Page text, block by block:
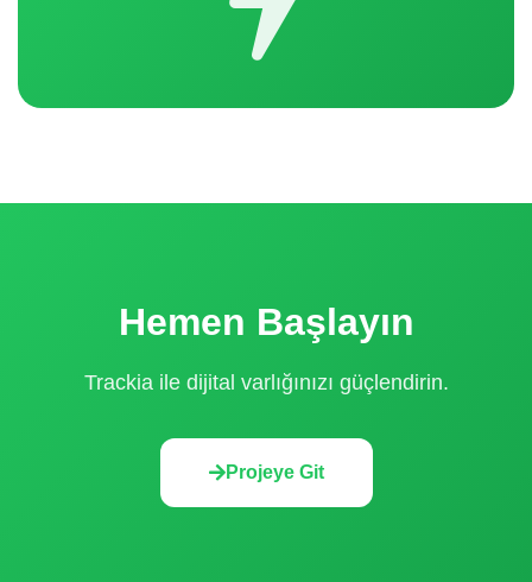
Hemen Başlayın
Trackia ile dijital varlığınızı güçlendirin.
Projeye Git